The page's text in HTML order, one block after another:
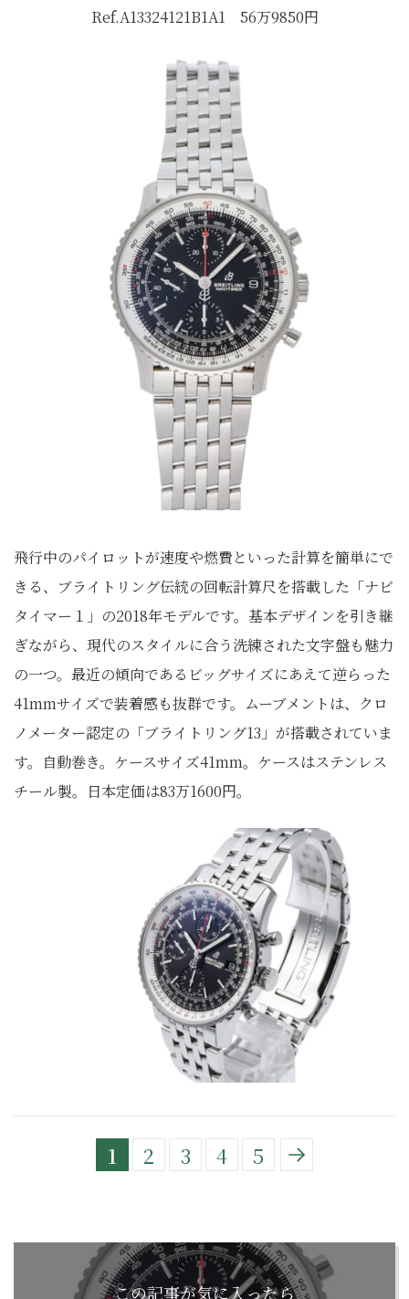
Ref.A13324121B1A1 56万9850円
飛行中のパイロットが速度や燃費といった計算を簡単にで
きる、ブライトリング伝統の回転計算尺を搭載した「ナビ
タイマー１」の2018年モデルです。基本デザインを引き継
ぎながら、現代のスタイルに合う洗練された文字盤も魅力
の一つ。最近の傾向であるビッグサイズにあえて逆らった
41mmサイズで装着感も抜群です。ムーブメントは、クロ
ノメーター認定の「ブライトリング13」が搭載されていま
す。自動巻き。ケースサイズ41mm。ケースはステンレス
チール製。日本定価は83万1600円。
1 2 3 4 5
この記事が気に入ったら